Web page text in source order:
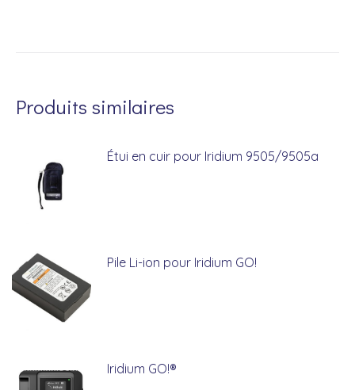
Produits similaires
Étui en cuir pour Iridium 9505/9505a
Pile Li-ion pour Iridium GO!
Iridium GO!®